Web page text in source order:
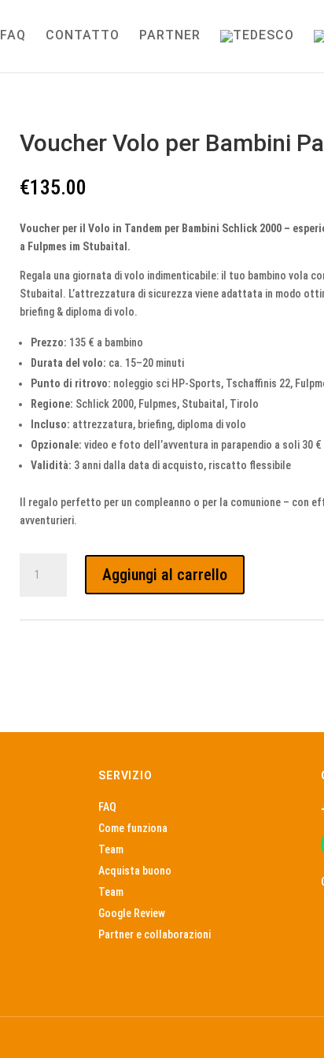
FAQ CONTATTO PARTNER
Voucher Volo per Bambini
€135.00
Voucher per il Volo in Tandem per Bambini Schlick 2000 –
a Fulpmes im Stubaital.
Regala una giornata di volo indimenticabile: il tuo bambino vola
Stubaital. L’attrezzatura di sicurezza viene adattata in modo
briefing & diploma di volo.
Prezzo: 135 € a bambino
Durata del volo: ca. 15–20 minuti
Punto di ritrovo: noleggio sci HP-Sports, Tschaffinis 22,
Regione: Schlick 2000, Fulpmes, Stubaital, Tirolo
Incluso: attrezzatura, briefing, diploma di volo
Opzionale: video e foto dell’avventura in parapendio a soli 30 €
Validità: 3 anni dalla data di acquisto, riscatto flessibile
Il regalo perfetto per un compleanno o per la comunione – con
avventurieri.
Volo
Aggiungi al carrello
SERVIZIO
FAQ
Come funziona
Team
Acquista buono
Team
Google Review
Partner e collaborazioni